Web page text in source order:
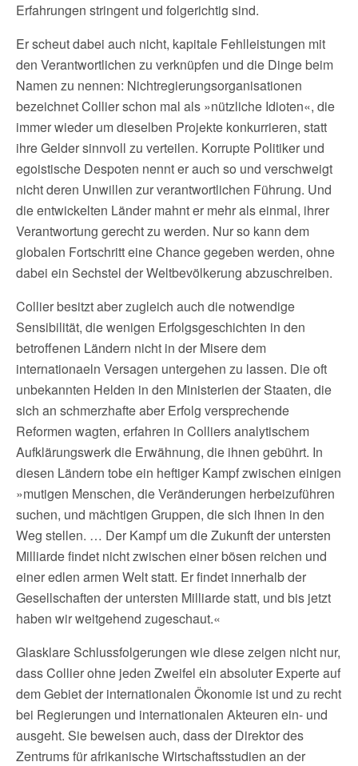
Erfahrungen stringent und folgerichtig sind.
Er scheut dabei auch nicht, kapitale Fehlleistungen mit
den Verantwortlichen zu verknüpfen und die Dinge beim
Namen zu nennen: Nichtregierungsorganisationen
bezeichnet Collier schon mal als »nützliche Idioten«, die
immer wieder um dieselben Projekte konkurrieren, statt
ihre Gelder sinnvoll zu verteilen. Korrupte Politiker und
egoistische Despoten nennt er auch so und verschweigt
nicht deren Unwillen zur verantwortlichen Führung. Und
die entwickelten Länder mahnt er mehr als einmal, ihrer
Verantwortung gerecht zu werden. Nur so kann dem
globalen Fortschritt eine Chance gegeben werden, ohne
dabei ein Sechstel der Weltbevölkerung abzuschreiben.
Collier besitzt aber zugleich auch die notwendige
Sensibilität, die wenigen Erfolgsgeschichten in den
betroffenen Ländern nicht in der Misere dem
internationaeln Versagen untergehen zu lassen. Die oft
unbekannten Helden in den Ministerien der Staaten, die
sich an schmerzhafte aber Erfolg versprechende
Reformen wagten, erfahren in Colliers analytischem
Aufklärungswerk die Erwähnung, die ihnen gebührt. In
diesen Ländern tobe ein heftiger Kampf zwischen einigen
»mutigen Menschen, die Veränderungen herbeizuführen
suchen, und mächtigen Gruppen, die sich ihnen in den
Weg stellen. … Der Kampf um die Zukunft der untersten
Milliarde findet nicht zwischen einer bösen reichen und
einer edlen armen Welt statt. Er findet innerhalb der
Gesellschaften der untersten Milliarde statt, und bis jetzt
haben wir weitgehend zugeschaut.«
Glasklare Schlussfolgerungen wie diese zeigen nicht nur,
dass Collier ohne jeden Zweifel ein absoluter Experte auf
dem Gebiet der internationalen Ökonomie ist und zu recht
bei Regierungen und internationalen Akteuren ein- und
ausgeht. Sie beweisen auch, dass der Direktor des
Zentrums für afrikanische Wirtschaftsstudien an der